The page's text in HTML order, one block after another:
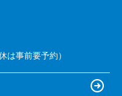
は事前要予約）